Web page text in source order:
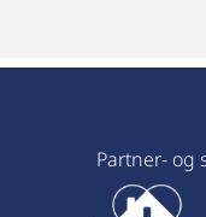
Partner- og